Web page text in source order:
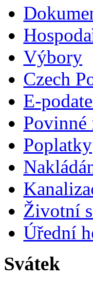
Výbory
Czech
E-
Povinné
Poplatky
Životní
Úřední
Svátek